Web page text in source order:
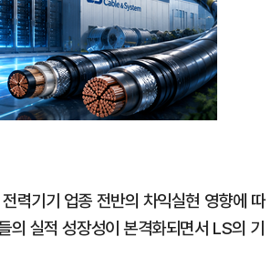
력기기 업종 전반의 차익실현 영향에 따
의 실적 성장성이 본격화되면서 LS의 기